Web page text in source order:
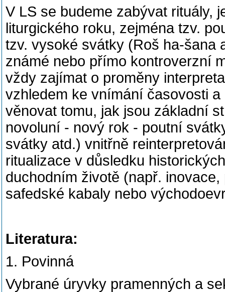
V LS se budeme zabývat rituály,
liturgického roku, zejména tzv.
tzv. vysoké svátky (Roš ha-šana
známé nebo přímo kontroverzní
vždy zajímat o proměny
vzhledem ke vnímání časovosti
věnovat tomu, jak jsou základní
novoluní - nový rok - poutní
svátky atd.) vnitřně
ritualizace v důsledku
duchodním životě (např.
safedské kabaly nebo
Literatura:
1. Povinná
Vybrané úryvky pramenných a